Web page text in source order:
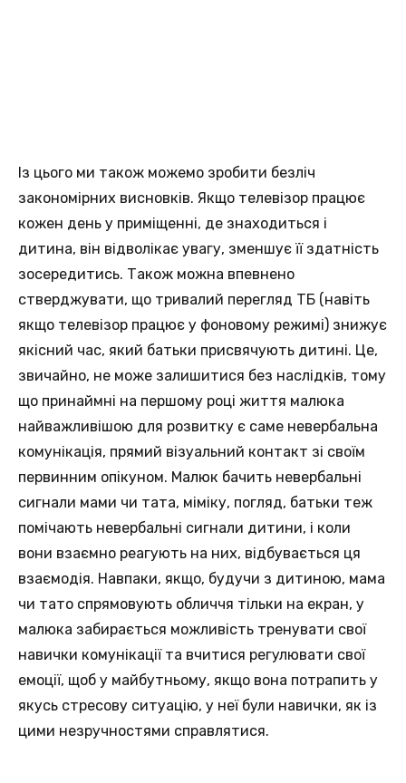
Із цього ми також можемо зробити безліч
закономірних висновків. Якщо телевізор працює
кожен день у приміщенні, де знаходиться і
дитина, він відволікає увагу, зменшує її здатність
зосередитись. Також можна впевнено
стверджувати, що тривалий перегляд ТБ (навіть
якщо телевізор працює у фоновому режимі) знижує
якісний час, який батьки присвячують дитині. Це,
звичайно, не може залишитися без наслідків, тому
що принаймні на першому році життя малюка
найважливішою для розвитку є саме невербальна
комунікація, прямий візуальний контакт зі своїм
первинним опікуном. Малюк бачить невербальні
сигнали мами чи тата, міміку, погляд, батьки теж
помічають невербальні сигнали дитини, і коли
вони взаємно реагують на них, відбувається ця
взаємодія. Навпаки, якщо, будучи з дитиною, мама
чи тато спрямовують обличчя тільки на екран, у
малюка забирається можливість тренувати свої
навички комунікації та вчитися регулювати свої
емоції, щоб у майбутньому, якщо вона потрапить у
якусь стресову ситуацію, у неї були навички, як із
цими незручностями справлятися.